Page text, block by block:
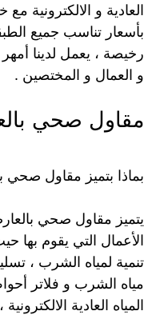
العادية و الالكترونية
بأسعار تناسب جميع
رخيصة ، يعمل لدينا
و العمال و المختصين .
مقاول صحي
بماذا بتميز مقاول صحي
يتميز مقاول صحي
الأعمال التي يقوم بها
تنمية لمياه الشرب ،
مياه الشرب و فلاتر
المياه العادية